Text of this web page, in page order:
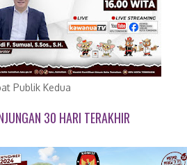
Publik Kedua
30 HARI TERAKHIR